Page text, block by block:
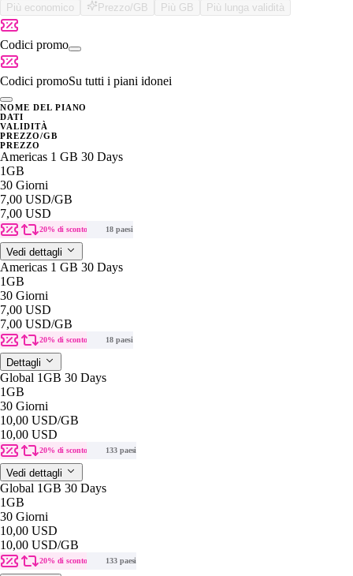
Più economico Prezzo/GB Più GB Più lunga validità
Codici promo
Codici promoSu tutti i piani idonei
NOME DEL PIANO
DATI
VALIDITÀ
PREZZO/GB
PREZZO
Americas 1 GB 30 Days
1GB
30 Giorni
7,00 USD/GB
7,00 USD
20% di sconto 18 paesi
Vedi dettagli
Americas 1 GB 30 Days
1GB
30 Giorni
7,00 USD
7,00 USD/GB
20% di sconto 18 paesi
Dettagli
Global 1GB 30 Days
1GB
30 Giorni
10,00 USD/GB
10,00 USD
20% di sconto 133 paesi
Vedi dettagli
Global 1GB 30 Days
1GB
30 Giorni
10,00 USD
10,00 USD/GB
20% di sconto 133 paesi